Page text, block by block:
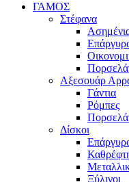
ΓΑΜΟΣ
Στέφανα
Αξεσουάρ
Γάντια
Ρόμπες
Δίσκοι
Ξύλινοι